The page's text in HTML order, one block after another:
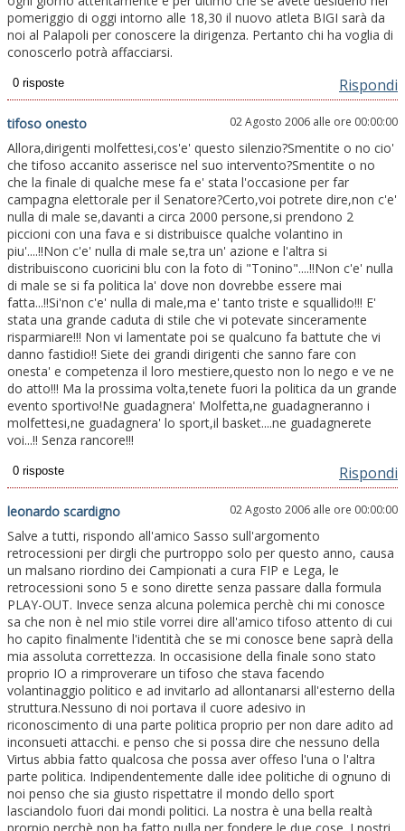
pomeriggio di oggi intorno alle 18,30 il nuovo atleta BIGI sarà da
noi al Palapoli per conoscere la dirigenza. Pertanto chi ha voglia di
conoscerlo potrà affacciarsi.
Rispondi
tifoso onesto 02 Agosto 2006 alle ore 00:00:00
Allora,dirigenti molfettesi,cos'e' questo silenzio?Smentite o no cio'
che tifoso accanito asserisce nel suo intervento?Smentite o no
che la finale di qualche mese fa e' stata l'occasione per far
campagna elettorale per il Senatore?Certo,voi potrete dire,non c'e'
nulla di male se,davanti a circa 2000 persone,si prendono 2
piccioni con una fava e si distribuisce qualche volantino in
piu'....!!Non c'e' nulla di male se,tra un' azione e l'altra si
distribuiscono cuoricini blu con la foto di "Tonino"....!!Non c'e' nulla
di male se si fa politica la' dove non dovrebbe essere mai
fatta...!!Si'non c'e' nulla di male,ma e' tanto triste e squallido!!! E'
stata una grande caduta di stile che vi potevate sinceramente
risparmiare!!! Non vi lamentate poi se qualcuno fa battute che vi
danno fastidio!! Siete dei grandi dirigenti che sanno fare con
onesta' e competenza il loro mestiere,questo non lo nego e ve ne
do atto!!! Ma la prossima volta,tenete fuori la politica da un grande
evento sportivo!Ne guadagnera' Molfetta,ne guadagneranno i
molfettesi,ne guadagnera' lo sport,il basket....ne guadagnerete
voi...!! Senza rancore!!!
Rispondi
leonardo scardigno 02 Agosto 2006 alle ore 00:00:00
Salve a tutti, rispondo all'amico Sasso sull'argomento
retrocessioni per dirgli che purtroppo solo per questo anno, causa
un malsano riordino dei Campionati a cura FIP e Lega, le
retrocessioni sono 5 e sono dirette senza passare dalla formula
PLAY-OUT. Invece senza alcuna polemica perchè chi mi conosce
sa che non è nel mio stile vorrei dire all'amico tifoso attento di cui
ho capito finalmente l'identità che se mi conosce bene saprà della
mia assoluta correttezza. In occasisione della finale sono stato
proprio IO a rimproverare un tifoso che stava facendo
volantinaggio politico e ad invitarlo ad allontanarsi all'esterno della
struttura.Nessuno di noi portava il cuore adesivo in
riconoscimento di una parte politica proprio per non dare adito ad
inconsueti attacchi. e penso che si possa dire che nessuno della
Virtus abbia fatto qualcosa che possa aver offeso l'una o l'altra
parte politica. Indipendentemente dalle idee politiche di ognuno di
noi penso che sia giusto rispettatre il mondo dello sport
lasciandolo fuori dai mondi politici. La nostra è una bella realtà